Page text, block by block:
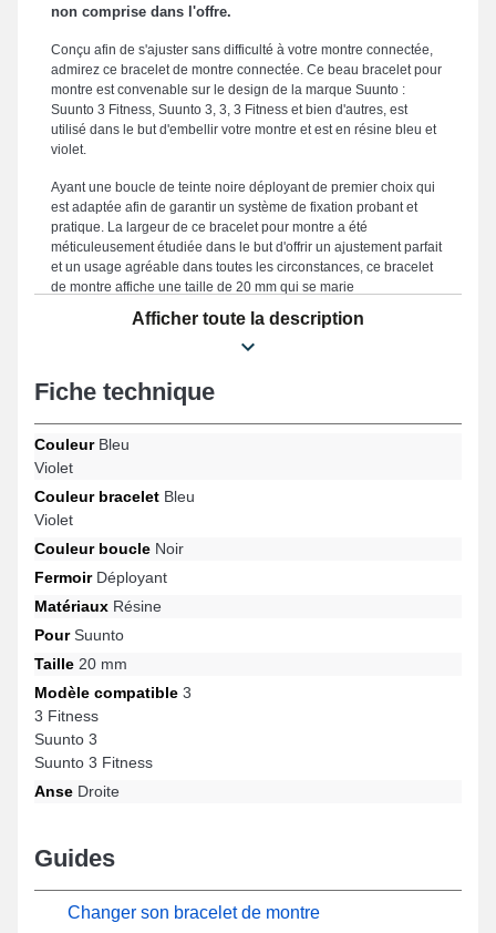
non comprise dans l'offre.
Conçu afin de s'ajuster sans difficulté à votre montre connectée,
admirez ce bracelet de montre connectée. Ce beau bracelet pour
montre est convenable sur le design de la marque Suunto :
Suunto 3 Fitness, Suunto 3, 3, 3 Fitness et bien d'autres, est
utilisé dans le but d'embellir votre montre et est en résine bleu et
violet.
Ayant une boucle de teinte noire déployant de premier choix qui
est adaptée afin de garantir un système de fixation probant et
pratique. La largeur de ce bracelet pour montre a été
méticuleusement étudiée dans le but d'offrir un ajustement parfait
et un usage agréable dans toutes les circonstances, ce bracelet
de montre affiche une taille de 20 mm qui se marie
apprécié par ses détails remarquables, qui en fait un accessoire
idéal adapté à se conformer idéalement à vos attentes
montre. La teinte bleue et violete sobre de ce type de bracelet
pour montre accentue l'aspect futuriste de votre garde-temps
connecté. Ajustable sur les références Suunto 3 Fitness, Suunto
3, 3, 3 Fitness et bien plus encore de la marque Suunto, ce style
de bracelet montre présente une boucle déployante de
de montre Suunto correspond complètement à diverses
références de la marque.
Afficher toute la description
Fiche technique
CouleurBleu
Violet
Couleur bracelet Bleu
Violet
Couleur boucle Noir
FermoirDéployant
Matériaux Résine
PourSuunto
Taille 20 mm
Modèle compatible 3
3 Fitness
Suunto 3
Suunto 3 Fitness
Anse Droite
Guides
Changer son bracelet de montre